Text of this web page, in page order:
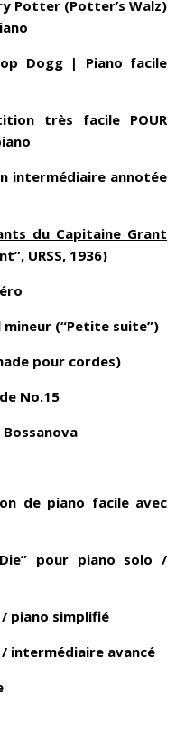
Potter (Potter’s Walz)
Dogg | Piano facile
très facile POUR
intermédiaire annotée
du Capitaine Grant
URSS, 1936)
mineur (“Petite suite”)
pour cordes)
No.15
Bossanova
de piano facile avec
pour piano solo /
/ piano simplifié
/ intermédiaire avancé